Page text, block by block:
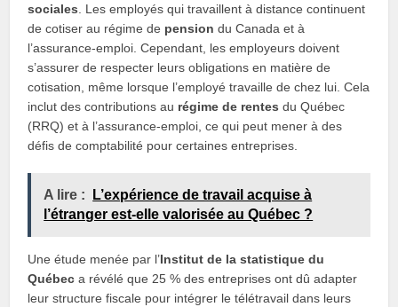
sociales . Les employés qui travaillent à distance continuent
de cotiser au régime de pension du Canada et à
l’assurance-emploi. Cependant, les employeurs doivent
s’assurer de respecter leurs obligations en matière de
cotisation, même lorsque l’employé travaille de chez lui. Cela
inclut des contributions au régime de rentes du Québec
(RRQ) et à l’assurance-emploi, ce qui peut mener à des
défis de comptabilité pour certaines entreprises.
A lire :
L’expérience de travail acquise à
l’étranger est-elle valorisée au Québec ?
Une étude menée par l’Institut de la statistique du
Québec a révélé que 25 % des entreprises ont dû adapter
leur structure fiscale pour intégrer le télétravail dans leurs